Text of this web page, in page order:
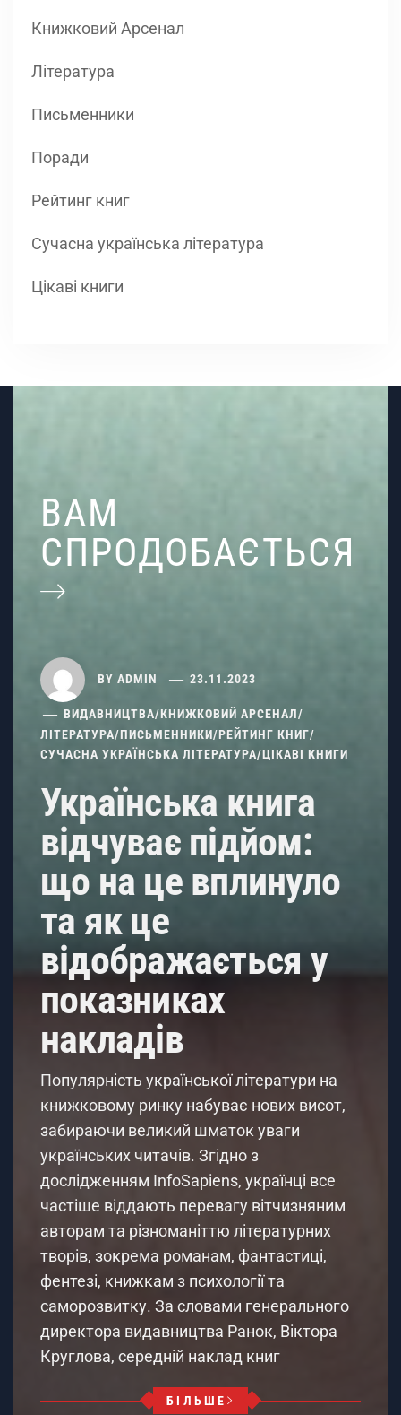
Книжковий Арсенал
Література
Письменники
Поради
Рейтинг книг
Сучасна українська література
Цікаві книги
ВАМ
СПРОДОБАЄТЬСЯ
BY ADMIN 23.11.2023
ВИДАВНИЦТВА/КНИЖКОВИЙ АРСЕНАЛ/
ЛІТЕРАТУРА/ПИСЬМЕННИКИ/РЕЙТИНГ КНИГ/
СУЧАСНА УКРАЇНСЬКА ЛІТЕРАТУРА/ЦІКАВІ КНИГИ
Українська книга
відчуває підйом:
що на це вплинуло
та як це
відображається у
показниках
накладів
Популярність української літератури на
книжковому ринку набуває нових висот,
забираючи великий шматок уваги
українських читачів. Згідно з
дослідженням InfoSapiens, українці все
частіше віддають перевагу вітчизняним
авторам та різноманіттю літературних
творів, зокрема романам, фантастиці,
фентезі, книжкам з психології та
саморозвитку. За словами генерального
директора видавництва Ранок, Віктора
Круглова, середній наклад книг
БІЛЬШЕ